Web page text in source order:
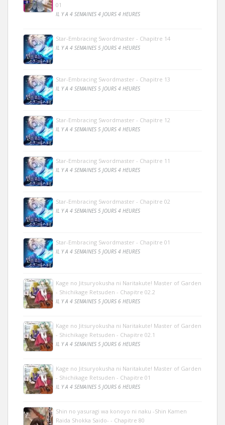
01
IL Y A 4 SEMAINES 4 JOURS 4 HEURES
Star-Embracing Swordmaster - Chapitre 14
IL Y A 4 SEMAINES 5 JOURS 4 HEURES
Star-Embracing Swordmaster - Chapitre 13
IL Y A 4 SEMAINES 5 JOURS 4 HEURES
Star-Embracing Swordmaster - Chapitre 12
IL Y A 4 SEMAINES 5 JOURS 4 HEURES
Star-Embracing Swordmaster - Chapitre 11
IL Y A 4 SEMAINES 5 JOURS 4 HEURES
Star-Embracing Swordmaster - Chapitre 02
IL Y A 4 SEMAINES 5 JOURS 4 HEURES
Star-Embracing Swordmaster - Chapitre 01
IL Y A 4 SEMAINES 5 JOURS 4 HEURES
Kage no Jitsuryokusha ni Naritakute! Master of Garden
- Shichikage Retsuden - Chapitre 02.2
IL Y A 4 SEMAINES 5 JOURS 6 HEURES
Kage no Jitsuryokusha ni Naritakute! Master of Garden
- Shichikage Retsuden - Chapitre 02.1
IL Y A 4 SEMAINES 5 JOURS 6 HEURES
Kage no Jitsuryokusha ni Naritakute! Master of Garden
- Shichikage Retsuden - Chapitre 01
IL Y A 4 SEMAINES 5 JOURS 6 HEURES
Shin no yasuragi wa konoyo ni naku -Shin Kamen
Raida Shokka Saido- - Chapitre 80